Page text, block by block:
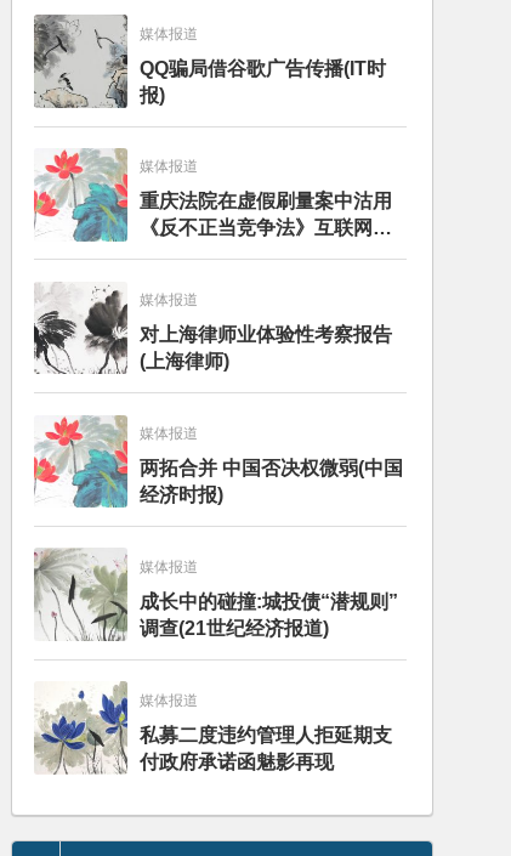
debate – analysis
媒体报道
QQ骗局借谷歌广告传播(IT时
报)
媒体报道
重庆法院在虚假刷量案中沽用
《反不正当竞争法》互联网专
条引发争论——分析评述
媒体报道
对上海律师业体验性考察报告
(上海律师)
媒体报道
两拓合并 中国否决权微弱(中国
经济时报)
媒体报道
成长中的碰撞:城投债“潜规则”
调查(21世纪经济报道)
媒体报道
私募二度违约管理人拒延期支
付政府承诺函魅影再现